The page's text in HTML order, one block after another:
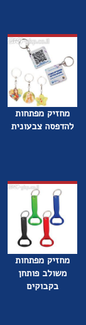
מחזיק מפתחות
להדפסה צבעונית
מחזיק מפתחות
משולב פותחן
בקבוקים